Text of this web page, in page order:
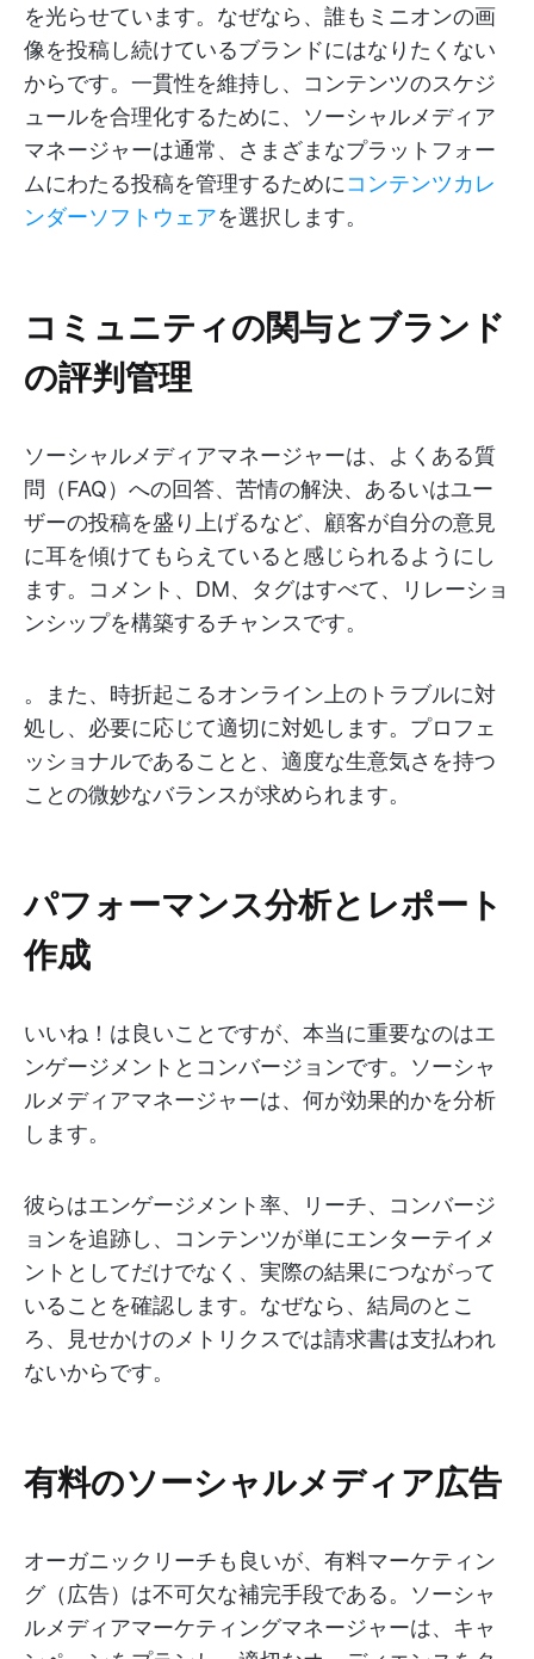
を光らせています。なぜなら、誰もミニオンの画
像を投稿し続けているブランドにはなりたくない
からです。一貫性を維持し、コンテンツのスケジ
ュールを合理化するために、ソーシャルメディア
マネージャーは通常、さまざまなプラットフォー
ムにわたる投稿を管理するためにコンテンツカレ
ンダーソフトウェアを選択します。
コミュニティの関与とブランド
の評判管理
ソーシャルメディアマネージャーは、よくある質
問（FAQ）への回答、苦情の解決、あるいはユー
ザーの投稿を盛り上げるなど、顧客が自分の意見
に耳を傾けてもらえていると感じられるようにし
ます。コメント、DM、タグはすべて、リレーショ
ンシップを構築するチャンスです。
。また、時折起こるオンライン上のトラブルに対
処し、必要に応じて適切に対処します。プロフェ
ッショナルであることと、適度な生意気さを持つ
ことの微妙なバランスが求められます。
パフォーマンス分析とレポート
作成
いいね！は良いことですが、本当に重要なのはエ
ンゲージメントとコンバージョンです。ソーシャ
ルメディアマネージャーは、何が効果的かを分析
します。
彼らはエンゲージメント率、リーチ、コンバージ
ョンを追跡し、コンテンツが単にエンターテイメ
ントとしてだけでなく、実際の結果につながって
いることを確認します。なぜなら、結局のとこ
ろ、見せかけのメトリクスでは請求書は支払われ
ないからです。
有料のソーシャルメディア広告
オーガニックリーチも良いが、有料マーケティン
グ（広告）は不可欠な補完手段である。ソーシャ
ルメディアマーケティングマネージャーは、キャ